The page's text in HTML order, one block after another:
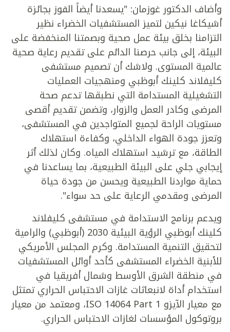
وأضاف الدكتور غوزمان: "يسعدنا أيضاً الفوز بجائزة
أشيكاغا نيكين لتميز المستشفيات الخضراء نظير
التزامنا بخلق بيئة عمل صحية وبصمتنا المنخفضة على
البيئة، إلى جانب حرصنا الدائم على تقديم رعاية صحية
عالمية المستوى. ولاشك أن تصميم مستشفى
كليفلاند كلينك أبوظبي ومنهجيات العمليات
التشغيلية المستدامة التي نطبقها تدعم صحة
المرضى وكادر العمل والزوار، وتضمن تقديم أقصى
مستويات الراحة لجميع المتواجدين في المستشفى،
وتعزز جودة الهواء الداخلي، وكفاءة استهلاك
الطاقة، مع ترشيد استهلاك المياه. وكان لذلك أثر
إيجابي جلي على البيئة الطبيعية، بما يساعدنا في
حماية مواردنا الطبيعية ويحسن من جودة حياة
المرضى ومقدمي الرعاية على حد سواء".
ويدعم برنامج الاستدامة في مستشفى كليفلاند
كلينك أبوظبي الرؤية البيئية 2030 (أبوظبي) والرامية
لتحقيق التنمية المستدامة. وكرم المجلس الأمريكي
للأبنية الخضراء المستشفى كأحد أوائل المستشفيات
في منطقة الشرق الأوسط وشمال أفريقيا في
استخدام أداة لانبعاثات غازات الاحتباس الحراري تمتثل
مع معيار الآيزو ISO 14064 Part 1، ومعتمد من معيار
بروتوكول المؤسسات لغازات الاحتباس الحراري.